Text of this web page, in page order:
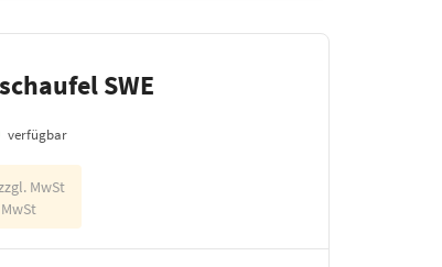
SWE
verfügbar
MwSt